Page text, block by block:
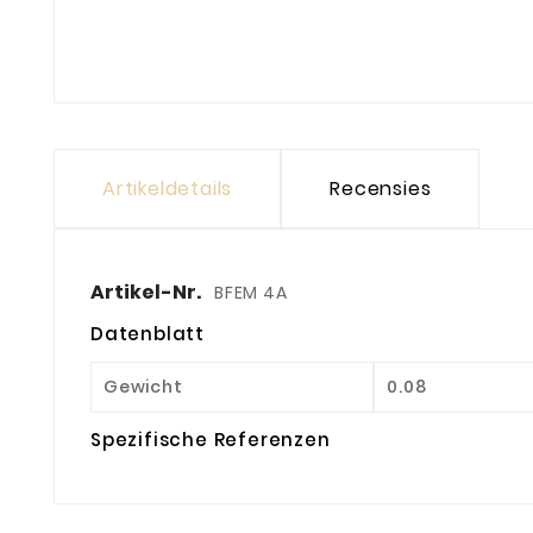
Artikeldetails Recensies
Artikel-Nr. BFEM 4A
Datenblatt
Gewicht 0.08
Spezifische Referenzen